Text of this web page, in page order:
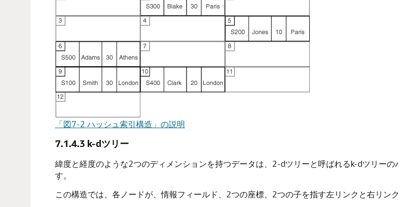
「図7-2 ハッシュ索引構造」の説明
7.1.4.3 k-dツリー
緯度と経度のような2つのディメンションを持つデータは、2-dツリーと呼ばれるk-dツリー
す。
この構造では、各ノードが、情報フィールド、2つの座標、2つの子を指す左リンクと右リン